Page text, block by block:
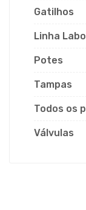
Gatilhos
Linha
Potes
Tampas
Todos os
Válvulas